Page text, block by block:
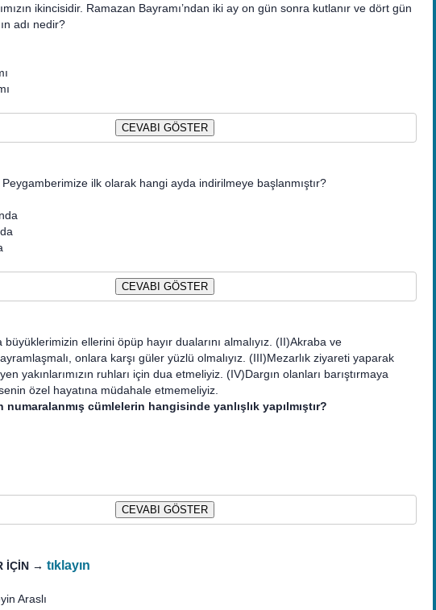
ikincisidir. Ramazan Bayramı’ndan iki ay on gün sonra kutlanır ve dört gün
adı nedir?
CEVABI GÖSTER
Peygamberimize ilk olarak hangi ayda indirilmeye başlanmıştır?
CEVABI GÖSTER
ellerini öpüp hayır dualarını almalıyız. (II)Akraba ve
onlara karşı güler yüzlü olmalıyız. (III)Mezarlık ziyareti yaparak
yakınlarımızın ruhları için dua etmeliyiz. (IV)Dargın olanları barıştırmaya
özel hayatına müdahale etmemeliyiz.
numaralanmış cümlelerin hangisinde yanlışlık yapılmıştır?
CEVABI GÖSTER
İÇİN → tıklayın
Araslı